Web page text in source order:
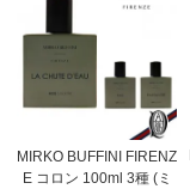
MIRKO BUFFINI FIRENZ
E コロン 100ml 3種 (ミ